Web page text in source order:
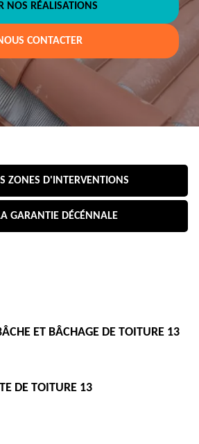
NOS RÉALISATIONS
CONTACTER
ZONES D'INTERVENTIONS
GARANTIE DÉCÉNNALE
ET BÂCHAGE DE TOITURE 13
DE TOITURE 13